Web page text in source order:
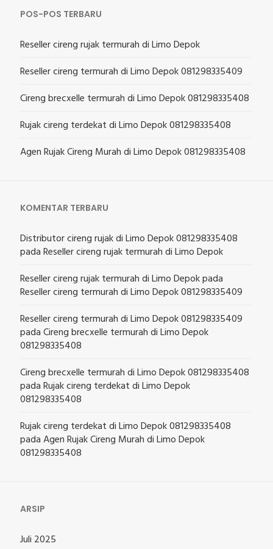
POS-POS TERBARU
Reseller cireng rujak termurah di Limo Depok
Reseller cireng termurah di Limo Depok 081298335409
Cireng brecxelle termurah di Limo Depok 081298335408
Rujak cireng terdekat di Limo Depok 081298335408
Agen Rujak Cireng Murah di Limo Depok 081298335408
KOMENTAR TERBARU
Distributor cireng rujak di Limo Depok 081298335408
padaReseller cireng rujak termurah di Limo Depok
Reseller cireng rujak termurah di Limo Depokpada
Reseller cireng termurah di Limo Depok 081298335409
Reseller cireng termurah di Limo Depok 081298335409
padaCireng brecxelle termurah di Limo Depok
081298335408
Cireng brecxelle termurah di Limo Depok 081298335408
padaRujak cireng terdekat di Limo Depok
081298335408
Rujak cireng terdekat di Limo Depok 081298335408
padaAgen Rujak Cireng Murah di Limo Depok
081298335408
ARSIP
Juli 2025